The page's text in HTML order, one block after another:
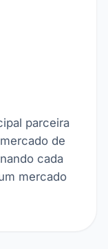
parceira
de
cada
mercado